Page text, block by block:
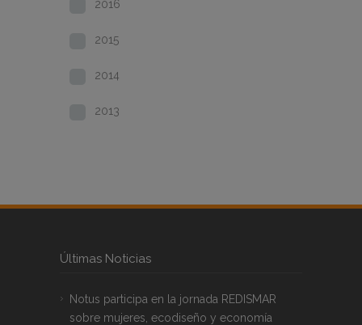
2016
2015
2014
2013
Últimas Noticias
Notus participa en la jornada REDISMAR
sobre mujeres, ecodiseño y economía